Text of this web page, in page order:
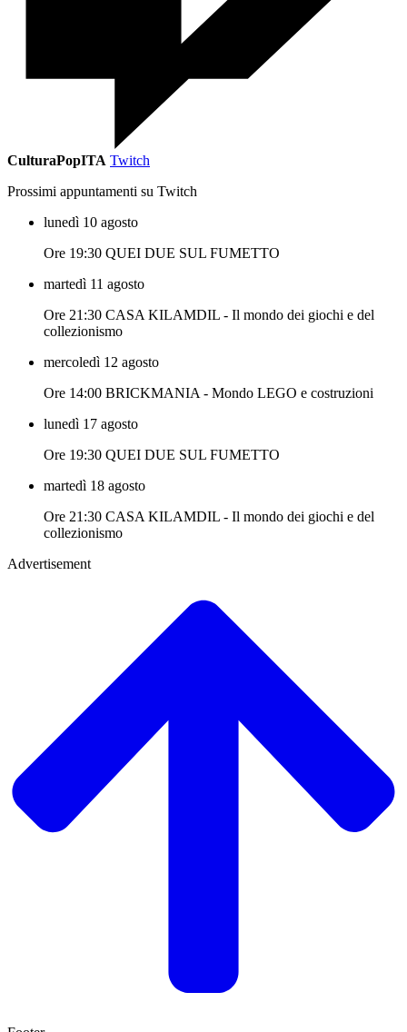
CulturaPopITA Twitch
Prossimi appuntamenti su Twitch
lunedì 10 agosto
Ore 19:30 QUEI DUE SUL FUMETTO
martedì 11 agosto
Ore 21:30 CASA KILAMDIL - Il mondo dei giochi e del
collezionismo
mercoledì 12 agosto
Ore 14:00 BRICKMANIA - Mondo LEGO e costruzioni
lunedì 17 agosto
Ore 19:30 QUEI DUE SUL FUMETTO
martedì 18 agosto
Ore 21:30 CASA KILAMDIL - Il mondo dei giochi e del
collezionismo
Advertisement